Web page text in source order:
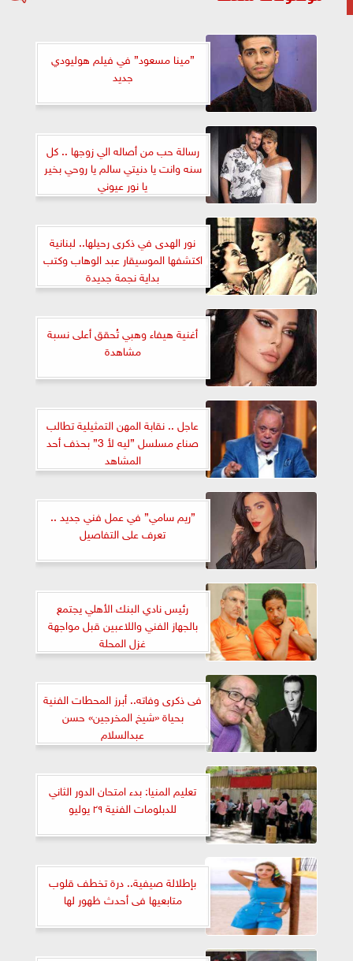
”مينا مسعود” في فيلم هوليودي
جديد
رسالة حب من أصاله الي زوجها .. كل
سنه وانت يا دنيتي سالم يا روحي بخير
يا نور عيوني
نور الهدى في ذكرى رحيلها.. لبنانية
اكتشفها الموسيقار عبد الوهاب وكتب
بداية نجمة جديدة
أغنية هيفاء وهبي تُحقق أعلى نسبة
مشاهدة
عاجل .. نقابة المهن التمثيلية تطالب
صناع مسلسل ”ليه لأ 3” بحذف أحد
المشاهد
”ريم سامي” في عمل فني جديد ..
تعرف على التفاصيل
رئيس نادي البنك الأهلي يجتمع
بالجهاز الفني واللاعبين قبل مواجهة
غزل المحلة
فى ذكرى وفاته.. أبرز المحطات الفنية
بحياة «شيخ المخرجين» حسن
عبدالسلام
تعليم المنيا: بدء امتحان الدور الثاني
للدبلومات الفنية ٢٩ يوليو
بإطلالة صيفية.. درة تخطف قلوب
متابعيها فى أحدث ظهور لها